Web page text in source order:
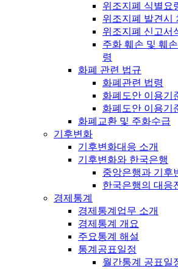
위조지폐 식별요
위조지폐 발견시
위조지폐 신고서
주화 훼손 및 훼
령
화폐 관련 법규
화폐관련 법령
화폐도안 이용기
화폐도안 이용기
화폐교환 및 주화수급
기후변화
기후변화대응 소개
기후변화와 한국은행
중앙은행과 기후
한국은행의 대응
경제통계
경제통계업무 소개
경제통계 개요
주요통계 해설
통계공표일정
월간통계 공표일